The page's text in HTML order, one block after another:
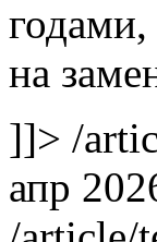
на
]]> /
апр